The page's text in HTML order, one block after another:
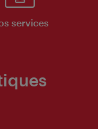
services